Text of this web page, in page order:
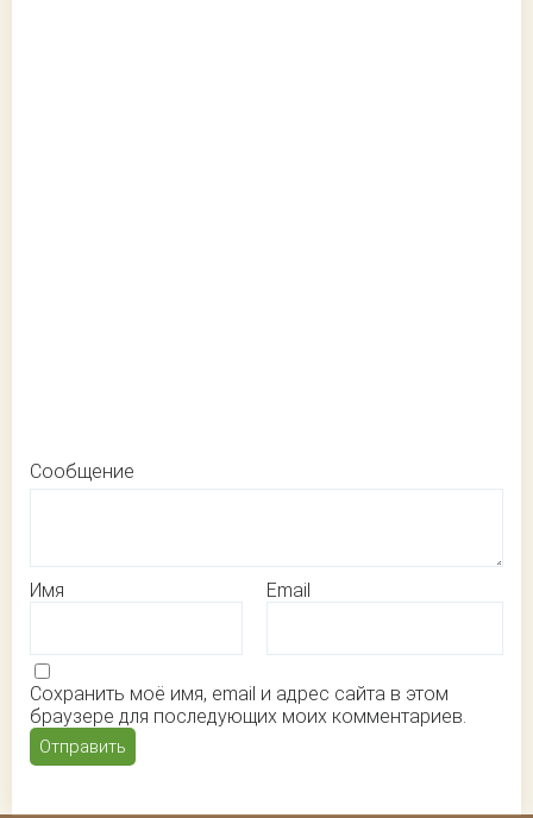
Сообщение
Имя Email
Сохранить моё имя, email и адрес сайта в этом
браузере для последующих моих комментариев.